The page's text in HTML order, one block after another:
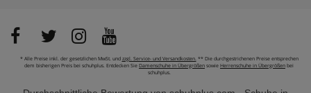
* Alle Preise inkl. der gesetzlichen MwSt. und zzgl. Service- und Versandkosten.** Die durchgestrichenen Preise entsprechen
dem bisherigen Preis bei schuhplus. Entdecken Sie Damenschuhe in Übergrößen sowie Herrenschuhe in Übergrößen bei
schuhplus.